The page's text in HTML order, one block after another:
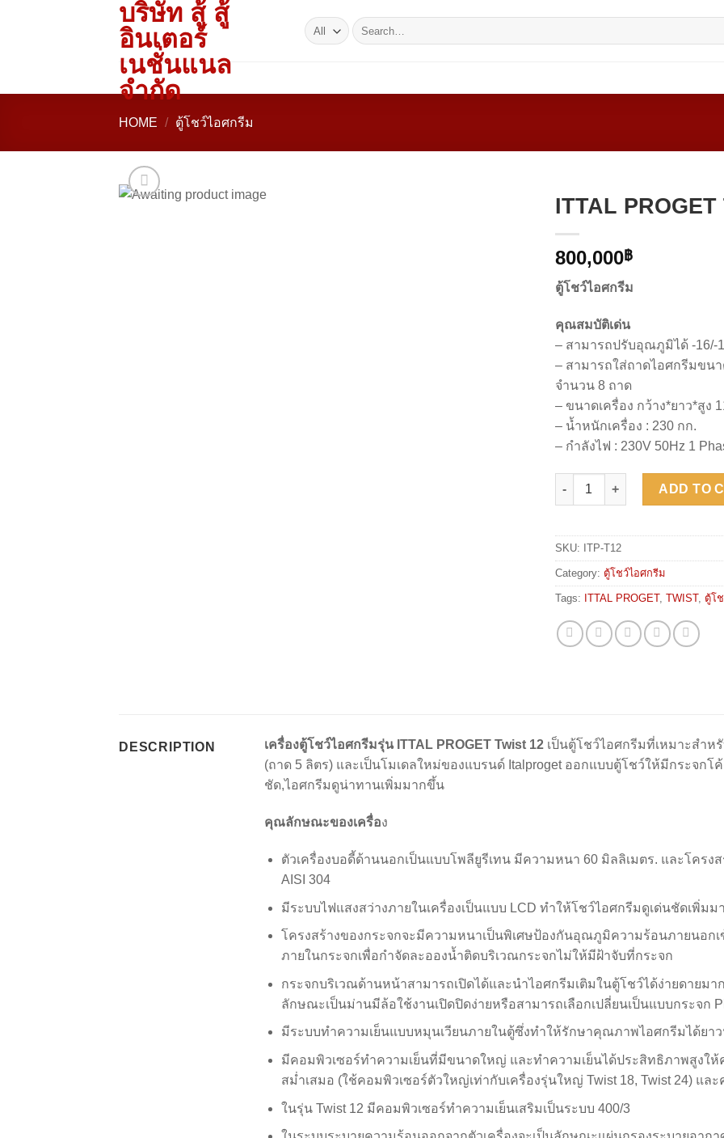
บริษัท สู้ สู้
อินเตอร์
เนชั่นแนล
จำกัด
Search
for:
HOME / ตู้โชว์ไอศกรีม
ITTAL PROGET
800,000฿
ตู้โชว์ไอศกรีม
คุณสมบัติเด่น
– สามารถปรับอุณภูมิได้ -16/-
– สามารถใส่ถาดไอศกรีมขน
จำนวน 8 ถาด
– ขนาดเครื่อง กว้าง*ยาว*สูง
– น้ำหนักเครื่อง : 230 กก.
– กำลังไฟ : 230V 50Hz 1
ITTAL PROGET TWIST 12
ADD TO
SKU: ITP-T12
Category: ตู้โชว์ไอศกรีม
Tags: ITTAL PROGET, TWIST, ตู้โ
DESCRIPTION เครื่องตู้โชว์ไอศกรีมรุ่น ITTAL PROGET Twist 12 เป็นตู้โชว์ไอศกรีมที่เหมาะสำห
(ถาด 5 ลิตร) และเป็นโมเดลใหม่ของแบรนด์ Italproget ออกแบบตู้โชว์ให้มีกระจก
ชัด,ไอศกรีมดูน่าทานเพิ่มมากขึ้น
คุณลักษณะของเครื่อง
ตัวเครื่องบอดี้ด้านนอกเป็นแบบโพลียูรีเทน มีความหนา 60 มิลลิเมตร. และโครง
AISI 304
มีระบบไฟแสงสว่างภายในเครื่องเป็นแบบ LCD ทำให้โชว์ไอศกรีมดูเด่นชัดเพิ่มม
โครงสร้างของกระจกจะมีความหนาเป็นพิเศษป้องกันอุณภูมิความร้อนภายนอก
ภายในกระจกเพื่อกำจัดละอองน้ำติดบริเวณกระจกไม่ให้มีฝ้าจับที่กระจก
กระจกบริเวณด้านหน้าสามารถเปิดได้และนำไอศกรีมเติมในตู้โชว์ได้ง่ายดายม
ลักษณะเป็นม่านมีล้อใช้งานเปิดปิดง่ายหรือสามารถเลือกเปลี่ยนเป็นแบบกระจก
มีระบบทำความเย็นแบบหมุนเวียนภายในตู้ซึ่งทำให้รักษาคุณภาพไอศกรีมได้ยา
มีคอมพิวเซอร์ทำความเย็นที่มีขนาดใหญ่ และทำความเย็นได้ประสิทธิภาพสูงให้
สม่ำเสมอ (ใช้คอมพิวเซอร์ตัวใหญ่เท่ากับเครื่องรุ่นใหญ่ Twist 18, Twist 24) และ
ในรุ่น Twist 12 มีคอมพิวเซอร์ทำความเย็นเสริมเป็นระบบ 400/3